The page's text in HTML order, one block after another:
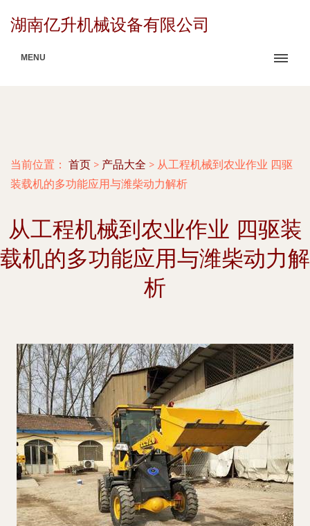
湖南亿升机械设备有限公司
MENU
当前位置： 首页 > 产品大全 > 从工程机械到农业作业 四驱
装载机的多功能应用与潍柴动力解析
从工程机械到农业作业 四驱装
载机的多功能应用与潍柴动力解
析